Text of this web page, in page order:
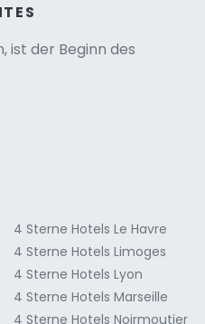
ist der Beginn des
4 Sterne Hotels Le Havre
4 Sterne Hotels Limoges
4 Sterne Hotels Lyon
4 Sterne Hotels Marseille
4 Sterne Hotels Noirmoutier